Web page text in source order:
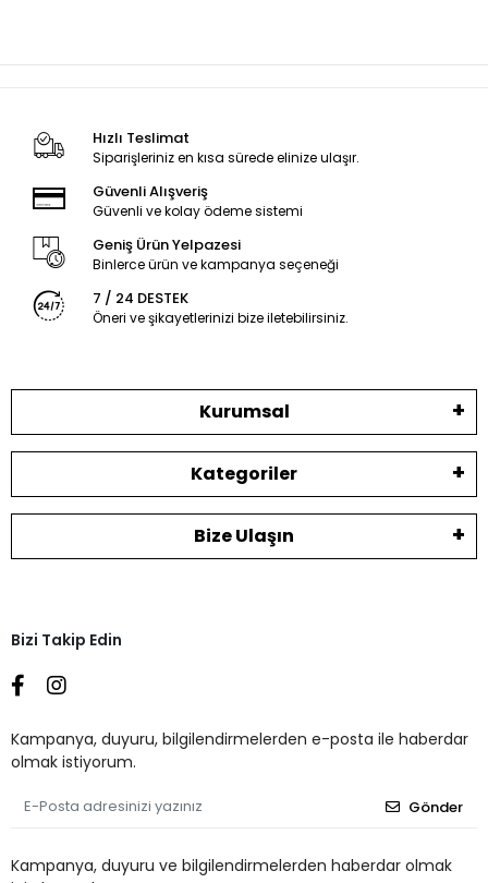
Hızlı Teslimat
Siparişleriniz en kısa sürede elinize ulaşır.
Güvenli Alışveriş
Güvenli ve kolay ödeme sistemi
Geniş Ürün Yelpazesi
Binlerce ürün ve kampanya seçeneği
7 / 24 DESTEK
Öneri ve şikayetlerinizi bize iletebilirsiniz.
Kurumsal
Kategoriler
Bize Ulaşın
Bizi Takip Edin
Kampanya, duyuru, bilgilendirmelerden e-posta ile haberdar
olmak istiyorum.
Gönder
Kampanya, duyuru ve bilgilendirmelerden haberdar olmak